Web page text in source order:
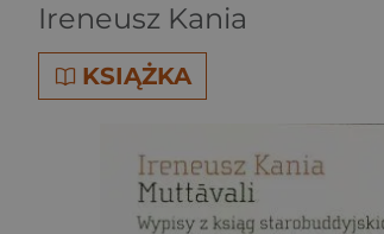
Ireneusz Kania
KSIĄŻKA